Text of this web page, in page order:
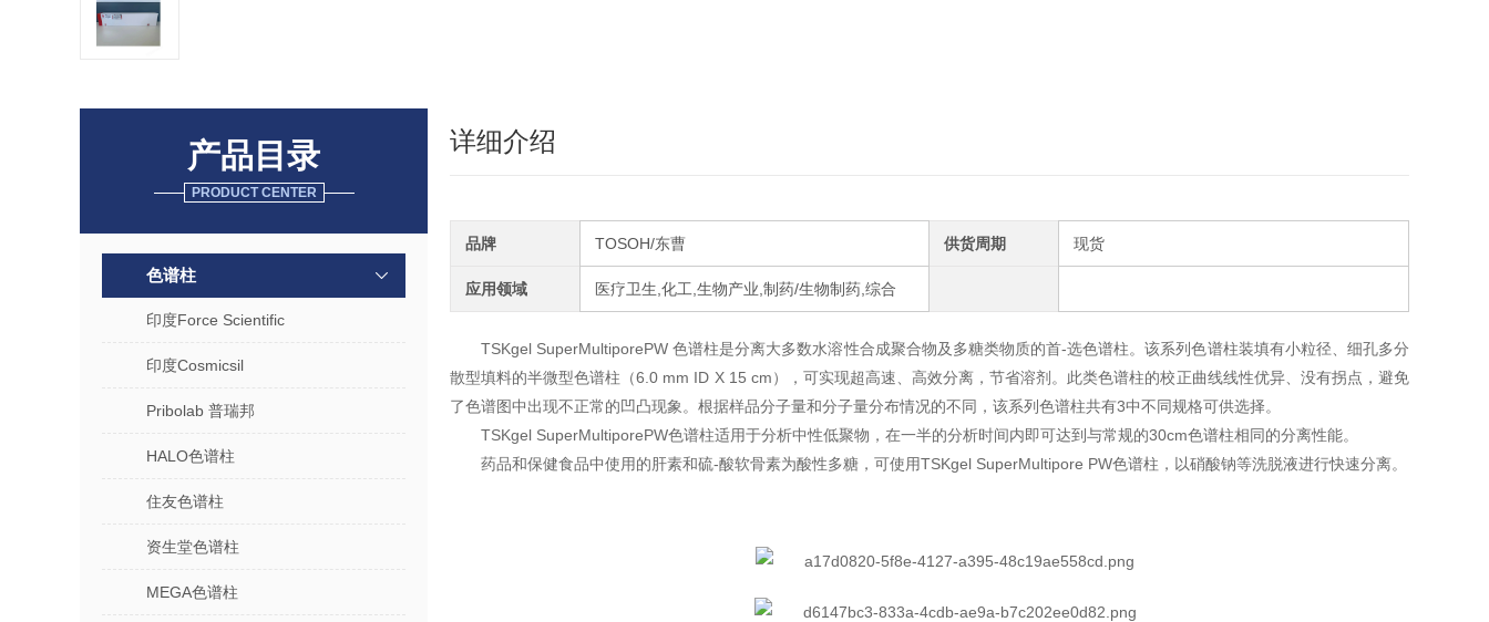
产品目录
PRODUCT CENTER
色谱柱
印度Force Scientific
印度Cosmicsil
Pribolab 普瑞邦
HALO色谱柱
住友色谱柱
资生堂色谱柱
MEGA色谱柱
详细介绍
品牌 TOSOH/东曹 供货周期 现货
应用领域 医疗卫生,化工,生物产业,制药/生物制药,综合
TSKgel SuperMultiporePW 色谱柱是分离大多数水溶性合成聚合物及多糖类物质的首-选色谱柱。该系列色谱柱装填有小粒径、细孔多分
散型填料的半微型色谱柱（6.0 mm ID X 15 cm），可实现超高速、高效分离，节省溶剂。此类色谱柱的校正曲线线性优异、没有拐点，避免
了色谱图中出现不正常的凹凸现象。根据样品分子量和分子量分布情况的不同，该系列色谱柱共有3中不同规格可供选择。
TSKgel SuperMultiporePW色谱柱适用于分析中性低聚物，在一半的分析时间内即可达到与常规的30cm色谱柱相同的分离性能。
药品和保健食品中使用的肝素和硫-酸软骨素为酸性多糖，可使用TSKgel SuperMultipore PW色谱柱，以硝酸钠等洗脱液进行快速分离。